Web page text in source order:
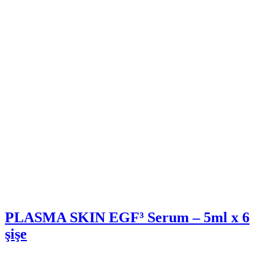
PLASMA SKIN EGF³ Serum – 5ml x 6
şişe